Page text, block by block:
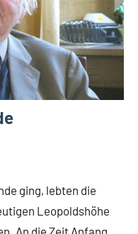
ging, lebten die
Leopoldshöhe
An die Zeit Anfang